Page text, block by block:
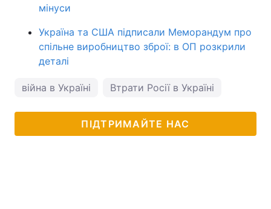
мінуси
Україна та США підписали Меморандум про
спільне виробництво зброї: в ОП розкрили
деталі
війна в Україні Втрати Росії в Україні
ПІДТРИМАЙТЕ НАС